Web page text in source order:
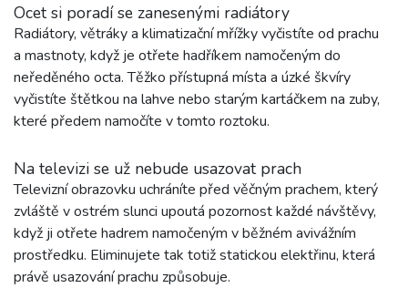
Ocet si poradí se zanesenými radiátory
Radiátory, větráky a klimatizační mřížky vyčistíte od prachu
a mastnoty, když je otřete hadříkem namočeným do
neředěného octa. Těžko přístupná místa a úzké škvíry
vyčistíte štětkou na lahve nebo starým kartáčkem na zuby,
které předem namočíte v tomto roztoku.
Na televizi se už nebude usazovat prach
Televizní obrazovku uchráníte před věčným prachem, který
zvláště v ostrém slunci upoutá pozornost každé návštěvy,
když ji otřete hadrem namočeným v běžném avivážním
prostředku. Eliminujete tak totiž statickou elektřinu, která
právě usazování prachu způsobuje.